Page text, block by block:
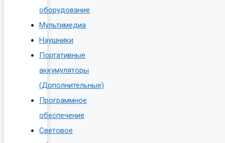
оборудование
Мультимедиа
Наушники
Портативные
аккумуляторы
(Дополнительные)
Программное
обеспечение
Световое